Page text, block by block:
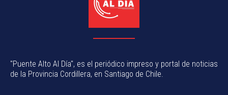
"Puente Alto Al Día", es el periódico impreso y portal de noticias
de la Provincia Cordillera, en Santiago de Chile.